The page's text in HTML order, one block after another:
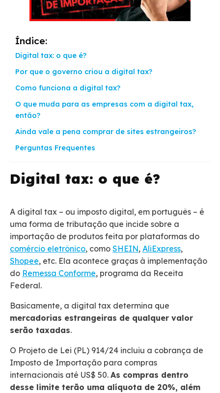
Índice:
Digital tax: o que é?
Por que o governo criou a digital tax?
Como funciona a digital tax?
O que muda para as empresas com a digital tax,
então?
Ainda vale a pena comprar de sites estrangeiros?
Perguntas Frequentes
Digital tax: o que é?
A digital tax – ou imposto digital, em português – é
uma forma de tributação que incide sobre a
importação de produtos feita por plataformas do
comércio eletrônico, como SHEIN, AliExpress,
Shopee, etc. Ela acontece graças à implementação
do Remessa Conforme, programa da Receita
Federal.
Basicamente, a digital tax determina que
mercadorias estrangeiras de qualquer valor
serão taxadas.
O Projeto de Lei (PL) 914/24 incluiu a cobrança de
Imposto de Importação para compras
internacionais até US$ 50. As compras dentro
desse limite terão uma alíquota de 20%, além